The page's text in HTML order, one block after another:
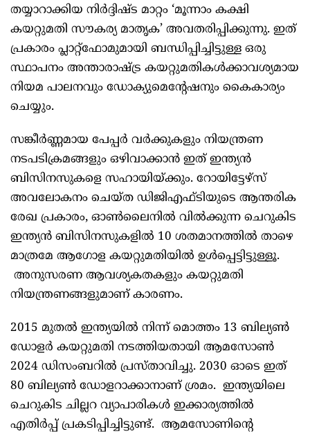
തയ്യാറാക്കിയ നിര്‍ദ്ദിഷ്ട മാറ്റം ‘മൂന്നാം കക്ഷി
കയറ്റുമതി സൗകര്യ മാതൃക’ അവതരിപ്പിക്കുന്നു. ഇത്
പ്രകാരം പ്ലാറ്റ്‌ഫോമുമായി ബന്ധിപ്പിച്ചിട്ടുള്ള ഒരു
സ്ഥാപനം അന്താരാഷ്ട്ര കയറ്റുമതികള്‍ക്കാവശ്യമായ
നിയമ പാലനവും ഡോക്യുമെന്റേഷനും കൈകാര്യം
ചെയ്യും.
സങ്കീര്‍ണ്ണമായ പേപ്പര്‍ വര്‍ക്കുകളും നിയന്ത്രണ
നടപടിക്രമങ്ങളും ഒഴിവാക്കാന്‍ ഇത് ഇന്ത്യന്‍
ബിസിനസുകളെ സഹായിയ്ക്കും. റോയിട്ടേഴ്സ്
അവലോകനം ചെയ്ത ഡിജിഎഫ്ടിയുടെ ആന്തരിക
രേഖ പ്രകാരം, ഓണ്‍ലൈനില്‍ വില്‍ക്കുന്ന ചെറുകിട
ഇന്ത്യന്‍ ബിസിനസുകളില്‍ 10 ശതമാനത്തില്‍ താഴെ
മാത്രമേ ആഗോള കയറ്റുമതിയില്‍ ഉള്‍പ്പെട്ടിട്ടുള്ളൂ.
അനുസരണ ആവശ്യകതകളും കയറ്റുമതി
നിയന്ത്രണങ്ങളുമാണ് കാരണം.
2015 മുതല്‍ ഇന്ത്യയില്‍ നിന്ന് മൊത്തം 13 ബില്യണ്‍
ഡോളര്‍ കയറ്റുമതി നടത്തിയതായി ആമസോണ്‍
2024 ഡിസംബറില്‍ പ്രസ്താവിച്ചു. 2030 ഓടെ ഇത്
80 ബില്യണ്‍ ഡോളറാക്കാനാണ് ശ്രമം. ഇന്ത്യയിലെ
ചെറുകിട ചില്ലറ വ്യാപാരികള്‍ ഇക്കാര്യത്തില്‍
എതിര്‍പ്പ് പ്രകടിപ്പിച്ചിട്ടുണ്ട്. ആമസോണിന്റെ